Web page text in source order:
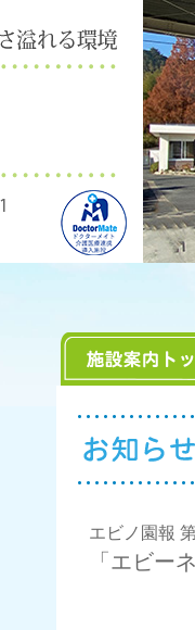
エビノ園報
「エビー